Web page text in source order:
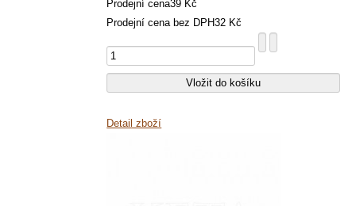
Prodejní cena39 Kč
Prodejní cena bez DPH32 Kč
Detail zboží